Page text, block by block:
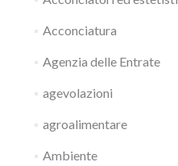
Acconciatura
Agenzia delle Entrate
agevolazioni
agroalimentare
Ambiente